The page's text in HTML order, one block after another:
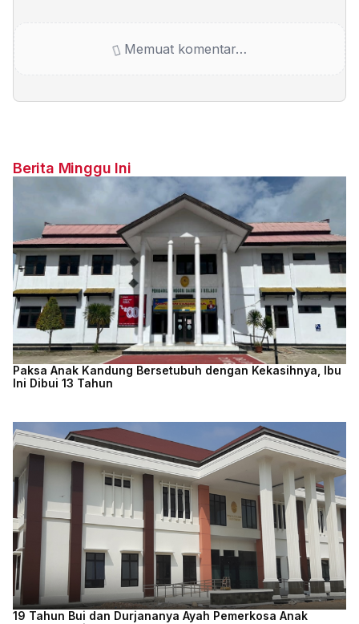
Memuat komentar…
Berita Minggu Ini
Paksa Anak Kandung Bersetubuh dengan Kekasihnya, Ibu
Ini Dibui 13 Tahun
19 Tahun Bui dan Durjananya Ayah Pemerkosa Anak